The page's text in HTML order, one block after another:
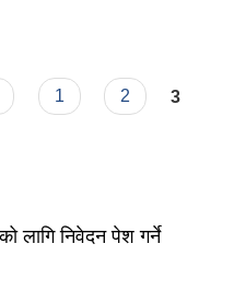
1 2 3
लागि निवेदन पेश गर्ने